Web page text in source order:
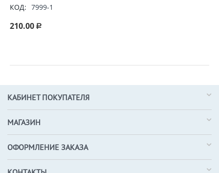
КОД: 7999-1
210.00 Р
КАБИНЕТ ПОКУПАТЕЛЯ
МАГАЗИН
ОФОРМЛЕНИЕ ЗАКАЗА